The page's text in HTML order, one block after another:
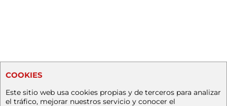
COOKIES
Este sitio web usa cookies propias y de terceros para analizar
el tráfico, mejorar nuestros servicio y conocer el